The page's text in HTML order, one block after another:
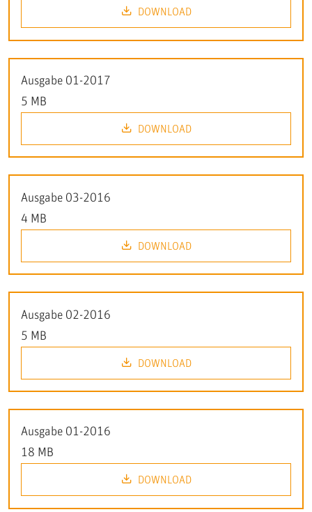
DOWNLOAD
Ausgabe 01-2017
5 MB
DOWNLOAD
Ausgabe 03-2016
4 MB
DOWNLOAD
Ausgabe 02-2016
5 MB
DOWNLOAD
Ausgabe 01-2016
18 MB
DOWNLOAD